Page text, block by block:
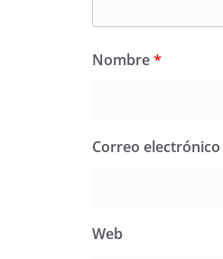
Nombre*
Correo electrónico
Web